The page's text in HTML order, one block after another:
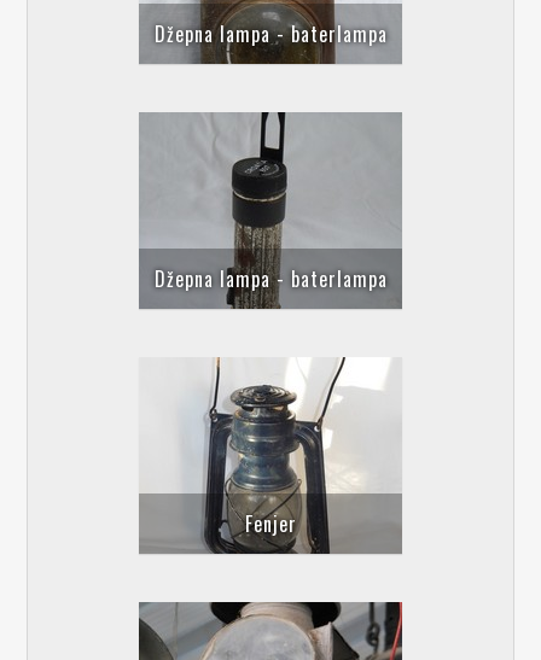
Džepna lampa - baterlampa
Džepna lampa - baterlampa
Fenjer